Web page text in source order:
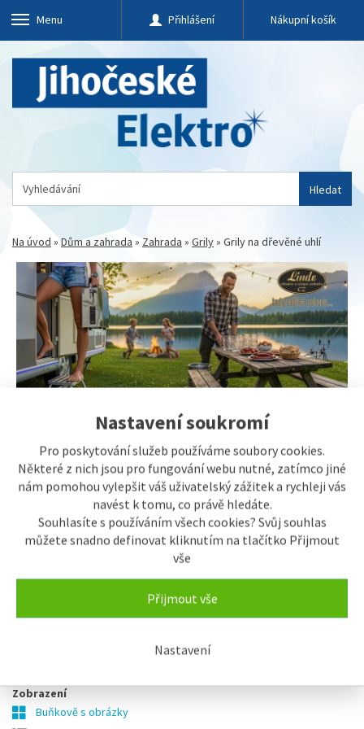
Nastavení soukromí
Pro poskytování služeb používáme soubory cookies.
Některé z nich jsou pro fungování webu nutné, zatímco jiné
nám pomohou vylepšit váš uživatelský zážitek a rychleji vás
navést k tomu, co právě hledáte.
Souhlasíte s používáním všech cookies? Svůj souhlas
můžete snadno definovat kliknutím na tlačítko Přijmout
vše
Přijmout vše
Nastavení
Menu Přihlášení Nákupní košík
Hledat
Na úvod »Dům a zahrada » Zahrada » Grily» Grily na dřevěné uhlí
Vyhledávání
Zobrazit filtry vyhledávání
Grily na dřevěné uhlí
Od nejlevnějšího
Zobrazení
Buňkově s obrázky